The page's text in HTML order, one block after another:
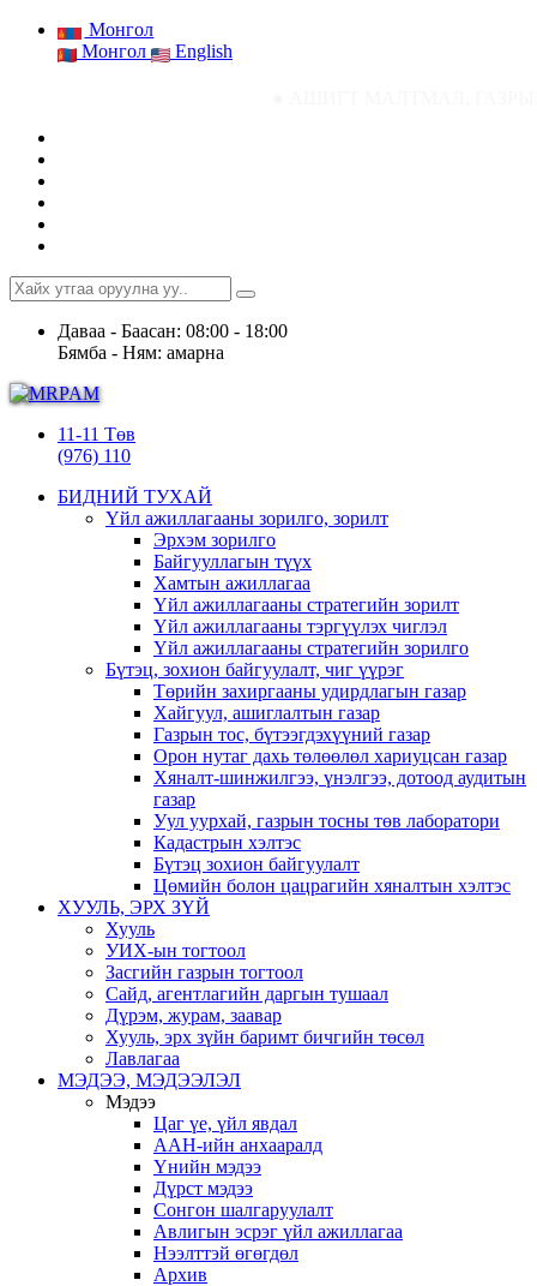
Монгол
Монгол
English
Даваа - Баасан: 08:00 - 18:00
Бямба - Ням: амарна
11-11 Төв
(976) 110
БИДНИЙ ТУХАЙ
Үйл ажиллагааны зорилго, зорилт
Эрхэм зорилго
Байгууллагын түүх
Хамтын ажиллагаа
Үйл ажиллагааны стратегийн зорилт
Үйл ажиллагааны тэргүүлэх чиглэл
Үйл ажиллагааны стратегийн зорилго
Бүтэц, зохион байгуулалт, чиг үүрэг
Төрийн захиргааны удирдлагын газар
Хайгуул, ашиглалтын газар
Газрын тос, бүтээгдэхүүний газар
Орон нутаг дахь төлөөлөл хариуцсан газар
Хяналт-шинжилгээ, үнэлгээ, дотоод аудитын
газар
Уул уурхай, газрын тосны төв лаборатори
Кадастрын хэлтэс
Бүтэц зохион байгуулалт
Цөмийн болон цацрагийн хяналтын хэлтэс
ХУУЛЬ, ЭРХ ЗҮЙ
Хууль
УИХ-ын тогтоол
Засгийн газрын тогтоол
Сайд, агентлагийн даргын тушаал
Дүрэм, журам, заавар
Хууль, эрх зүйн баримт бичгийн төсөл
Лавлагаа
МЭДЭЭ, МЭДЭЭЛЭЛ
Мэдээ
Цаг үе, үйл явдал
ААН-ийн анхааралд
Үнийн мэдээ
Дүрст мэдээ
Сонгон шалгаруулалт
Авлигын эсрэг үйл ажиллагаа
Нээлттэй өгөгдөл
Архив